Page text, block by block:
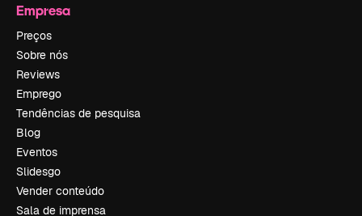
Empresa
Preços
Sobre nós
Reviews
Emprego
Tendências de pesquisa
Blog
Eventos
Slidesgo
Vender conteúdo
Sala de imprensa